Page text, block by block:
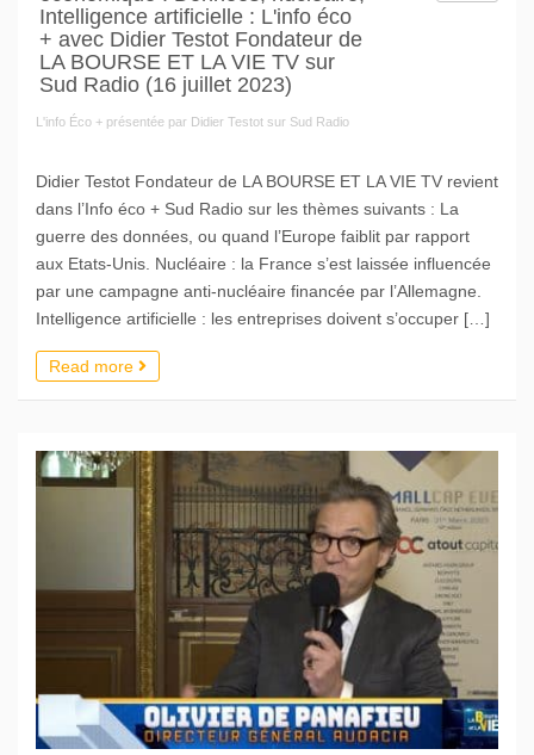
Intelligence artificielle : L'info éco
+ avec Didier Testot Fondateur de
LA BOURSE ET LA VIE TV sur
Sud Radio (16 juillet 2023)
L'info Éco + présentée par Didier Testot sur Sud Radio
Didier Testot Fondateur de LA BOURSE ET LA VIE TV revient
dans l’Info éco + Sud Radio sur les thèmes suivants : La
guerre des données, ou quand l’Europe faiblit par rapport
aux Etats-Unis. Nucléaire : la France s’est laissée influencée
par une campagne anti-nucléaire financée par l’Allemagne.
Intelligence artificielle : les entreprises doivent s’occuper […]
Read more